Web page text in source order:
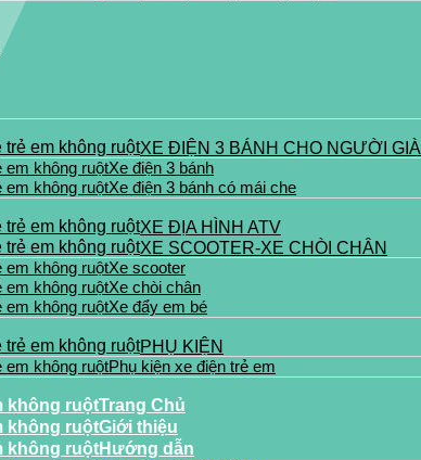
XE ĐIỆN 3 BÁNH CHO NGƯỜI GIÀ
Xe điện 3 bánh
Xe điện 3 bánh có mái che
XE ĐỊA HÌNH ATV
XE SCOOTER-XE CHÒI CHÂN
Xe scooter
Xe chòi chân
Xe đẩy em bé
PHỤ KIỆN
Phụ kiện xe điện trẻ em
Trang Chủ
Giới thiệu
Hướng dẫn